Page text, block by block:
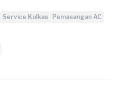
Service Kulkas Pemasangan AC